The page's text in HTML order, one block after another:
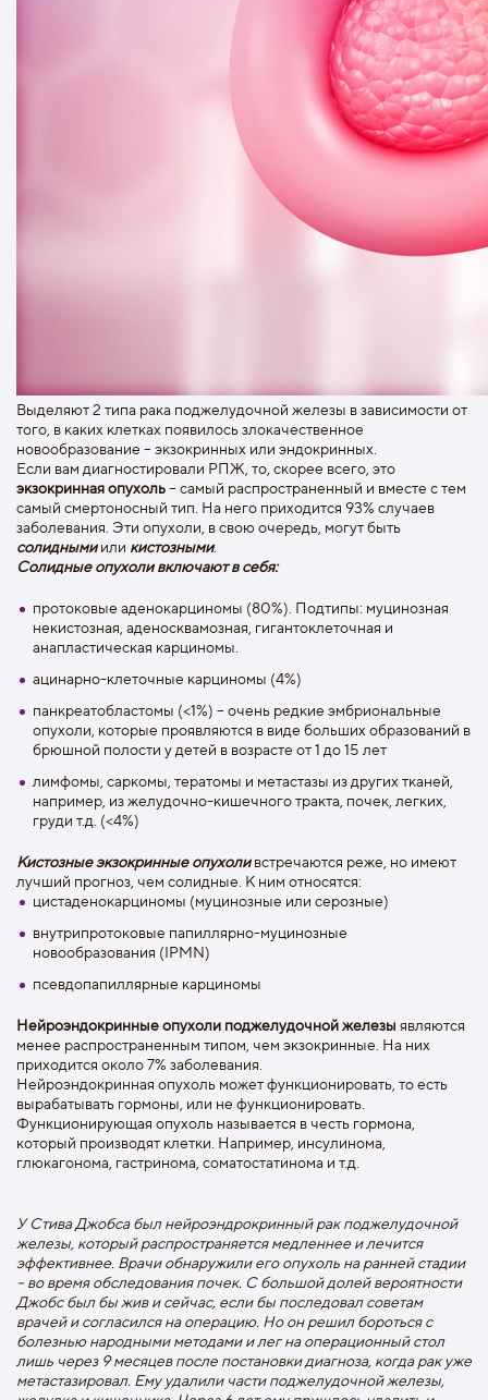
Выделяют 2 типа рака поджелудочной железы в зависимости от
того, в каких клетках появилось злокачественное
новообразование – экзокринных или эндокринных.
Если вам диагностировали РПЖ, то, скорее всего, это
экзокринная опухоль– самый распространенный и вместе с тем
самый смертоносный тип. На него приходится 93% случаев
заболевания. Эти опухоли, в свою очередь, могут быть
солиднымиили кистозными.
Солидные опухоли включают в себя:
протоковые аденокарциномы (80%). Подтипы: муцинозная
некистозная, аденосквамозная, гигантоклеточная и
анапластическая карциномы.
ацинарно-клеточные карциномы (4%)
панкреатобластомы (<1%) – очень редкие эмбриональные
опухоли, которые проявляются в виде больших образований в
брюшной полости у детей в возрасте от 1 до 15 лет
лимфомы, саркомы, тератомы и метастазы из других тканей,
например, из желудочно-кишечного тракта, почек, легких,
груди т.д. (<4%)
Кистозные экзокринные опухоливстречаются реже, но имеют
лучший прогноз, чем солидные. К ним относятся:
цистаденокарциномы (муцинозные или серозные)
внутрипротоковые папиллярно-муцинозные
новообразования (IPMN)
псевдопапиллярные карциномы
Нейроэндокринные опухоли поджелудочной железы являются
менее распространенным типом, чем экзокринные. На них
приходится около 7% заболевания.
Нейроэндокринная опухоль может функционировать, то есть
вырабатывать гормоны, или не функционировать.
Функционирующая опухоль называется в честь гормона,
который производят клетки. Например, инсулинома,
глюкагонома, гастринома, соматостатинома и т.д.
У Стива Джобса был нейроэндрокринный рак поджелудочной
железы, который распространяется медленнее и лечится
эффективнее. Врачи обнаружили его опухоль на ранней стадии
– во время обследования почек. С большой долей вероятности
Джобс был бы жив и сейчас, если бы последовал советам
врачей и согласился на операцию. Но он решил бороться с
болезнью народными методами и лег на операционный стол
лишь через 9 месяцев после постановки диагноза, когда рак уже
метастазировал. Ему удалили части поджелудочной железы,